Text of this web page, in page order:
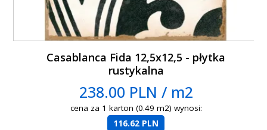
Casablanca Fida 12,5x12,5 - płytka
rustykalna
238.00 PLN / m2
cena za 1 karton (0.49 m2) wynosi:
116.62 PLN